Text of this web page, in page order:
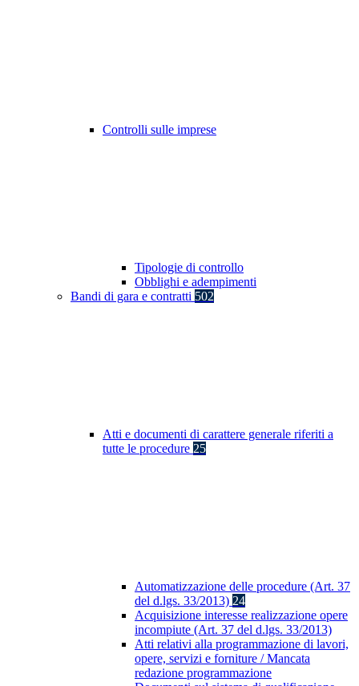
Controlli sulle imprese
Tipologie di controllo
Obblighi e adempimenti
Bandi di gara e contratti 502
Atti e documenti di carattere generale riferiti a
tutte le procedure 25
Automatizzazione delle procedure (Art. 37
del d.lgs. 33/2013) 24
Acquisizione interesse realizzazione opere
incompiute (Art. 37 del d.lgs. 33/2013)
Atti relativi alla programmazione di lavori,
opere, servizi e forniture / Mancata
redazione programmazione